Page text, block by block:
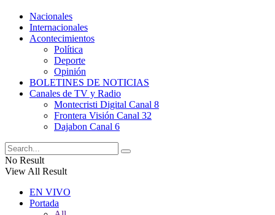
Nacionales
Internacionales
Acontecimientos
Política
Deporte
Opinión
BOLETINES DE NOTICIAS
Canales de TV y Radio
Montecristi Digital Canal 8
Frontera Visión Canal 32
Dajabon Canal 6
No Result
View All Result
EN VIVO
Portada